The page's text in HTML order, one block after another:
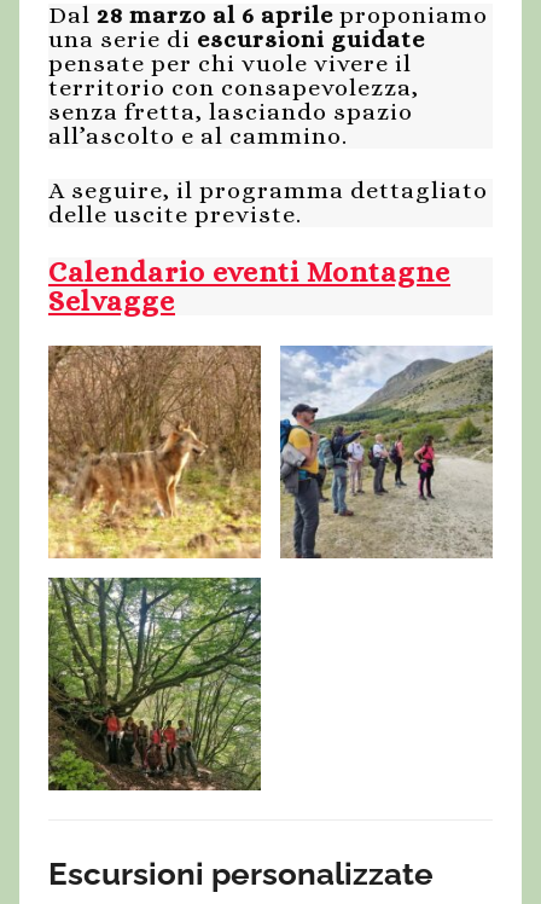
Dal 28 marzo al 6 aprile proponiamo
una serie di escursioni guidate
pensate per chi vuole vivere il
territorio con consapevolezza,
senza fretta, lasciando spazio
all’ascolto e al cammino.
A seguire, il programma dettagliato
delle uscite previste.
Calendario eventi Montagne
Selvagge
Escursioni personalizzate